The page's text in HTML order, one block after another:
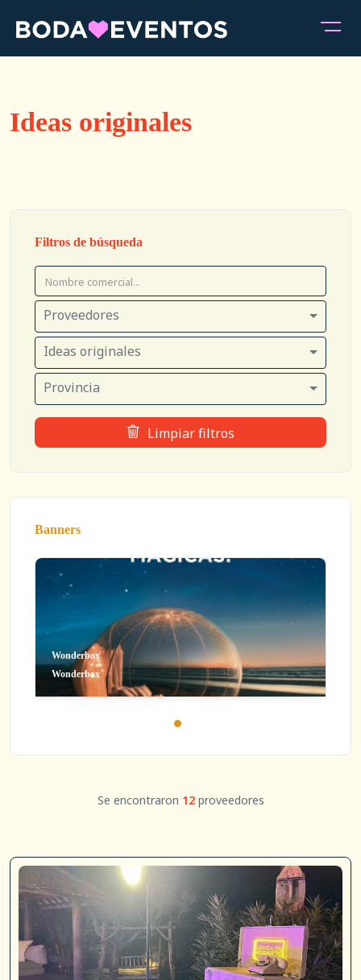
Ideas originales
Filtros de búsqueda
Proveedores
Ideas originales
Provincia
Limpiar filtros
Banners
Wonderbox
Wonderbox
Se encontraron 12proveedores